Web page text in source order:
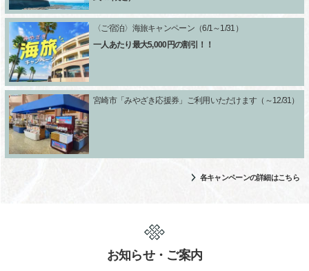
〈ご宿泊〉海旅キャンペーン（6/1～1/31）
一人あたり最大5,000円の割引！！
宮崎市「みやざき応援券」ご利用いただけます（～12/31）
各キャンペーンの詳細はこちら
お知らせ・ご案内